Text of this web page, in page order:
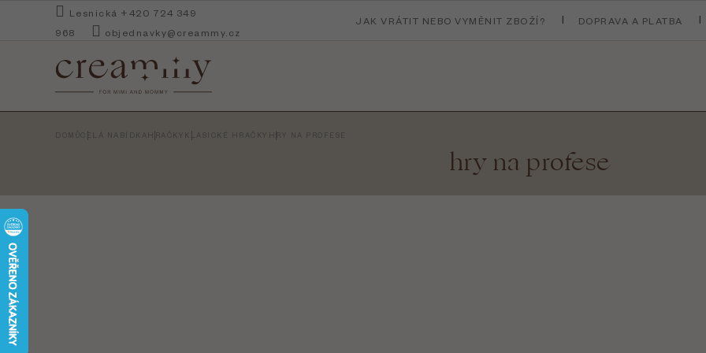
Lesnická +420 724 349
968
objednavky@creammy.cz
JAK VRÁTIT NEBO VYMĚNIT ZBOŽÍ? DOPRAVA A PLATBA
DOMŮCELÁ NABÍDKA HRAČKY KLASICKÉ HRAČKY HRY NA PROFESE
hry na profese